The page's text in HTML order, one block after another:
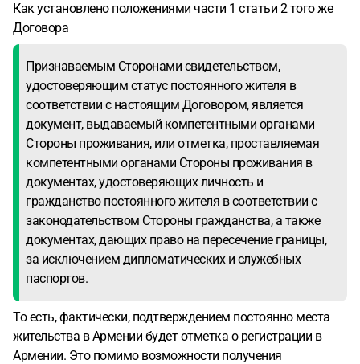
Как установлено положениями части 1 статьи 2 того же
Договора
Признаваемым Сторонами свидетельством,
удостоверяющим статус постоянного жителя в
соответствии с настоящим Договором, является
документ, выдаваемый компетентными органами
Стороны проживания, или отметка, проставляемая
компетентными органами Стороны проживания в
документах, удостоверяющих личность и
гражданство постоянного жителя в соответствии с
законодательством Стороны гражданства, а также
документах, дающих право на пересечение границы,
за исключением дипломатических и служебных
паспортов.
То есть, фактически, подтверждением постоянно места
жительства в Армении будет отметка о регистрации в
Армении. Это помимо возможности получения